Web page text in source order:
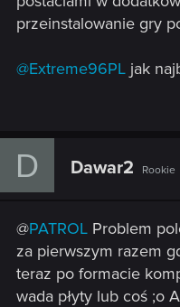
przeinstalowanie gry
@Extreme96PL jak
D Dawar2 Rookie
@PATROL Problem
za pierwszym razem
teraz po formacie
wada płyty lub coś ;o